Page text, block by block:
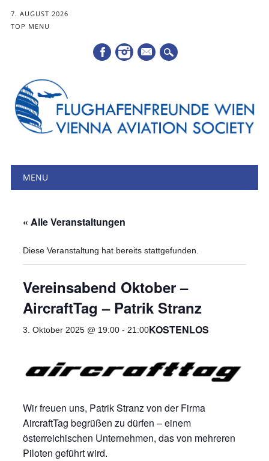
7. AUGUST 2026
TOP MENU
Mail
Hauptmenü
MENU
« Alle Veranstaltungen
Diese Veranstaltung hat bereits stattgefunden.
Vereinsabend Oktober –
AircraftTag – Patrik Stranz
3. Oktober 2025 @ 19:00- 21:00KOSTENLOS
Wir freuen uns, Patrik Stranz von der Firma
AircraftTag begrüßen zu dürfen – einem
österreichischen Unternehmen, das von mehreren
Piloten geführt wird.